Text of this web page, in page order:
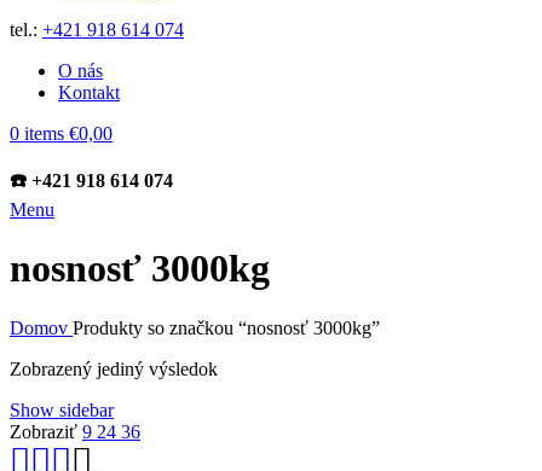
tel.: +421 918 614 074
O nás
Kontakt
0 items €0,00
☎️ +421 918 614 074
Menu
nosnosť 3000kg
Domov Produkty so značkou “nosnosť 3000kg”
Zobrazený jediný výsledok
Show sidebar
Zobraziť 9 24 36